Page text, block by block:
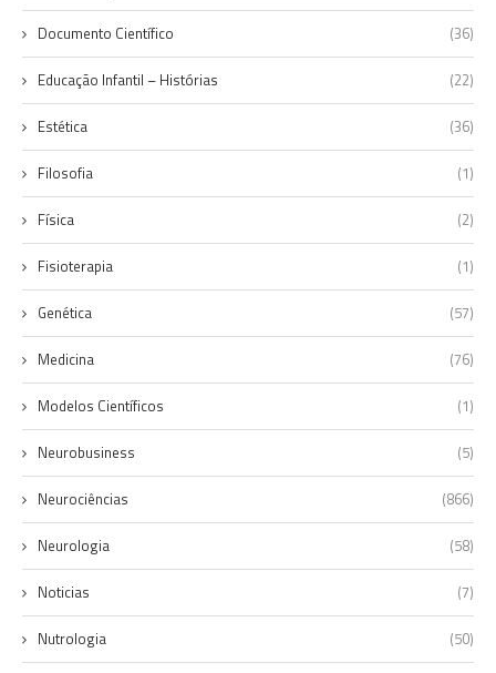
Documento Científico (36)
Educação Infantil – Histórias (22)
Estética (36)
Filosofia (1)
Física (2)
Fisioterapia (1)
Genética (57)
Medicina (76)
Modelos Científicos (1)
Neurobusiness (5)
Neurociências (866)
Neurologia (58)
Noticias (7)
Nutrologia (50)